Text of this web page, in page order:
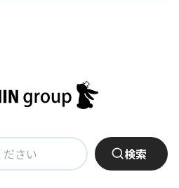
検索